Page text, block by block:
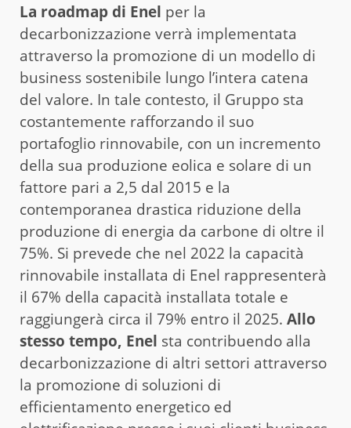
La roadmap di Enel per la
decarbonizzazione verrà implementata
attraverso la promozione di un modello di
business sostenibile lungo l’intera catena
del valore. In tale contesto, il Gruppo sta
costantemente rafforzando il suo
portafoglio rinnovabile, con un incremento
della sua produzione eolica e solare di un
fattore pari a 2,5 dal 2015 e la
contemporanea drastica riduzione della
produzione di energia da carbone di oltre il
75%. Si prevede che nel 2022 la capacità
rinnovabile installata di Enel rappresenterà
il 67% della capacità installata totale e
raggiungerà circa il 79% entro il 2025. Allo
stesso tempo, Enel sta contribuendo alla
decarbonizzazione di altri settori attraverso
la promozione di soluzioni di
efficientamento energetico ed